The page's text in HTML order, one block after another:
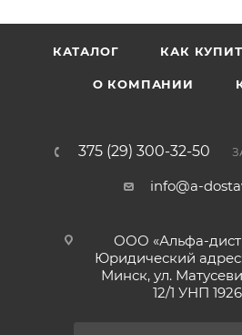
КАТАЛОГ КАК
О КОМПАНИИ
375 (29) 300-32-50
info@a-
ООО «Альфа-
Юридический
Минск, ул.
12/1 УНП